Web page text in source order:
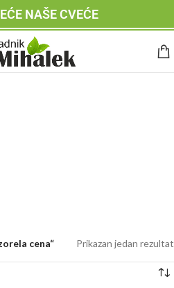
NAŠE CVEĆE
cena“ Prikazan jedan rezultat